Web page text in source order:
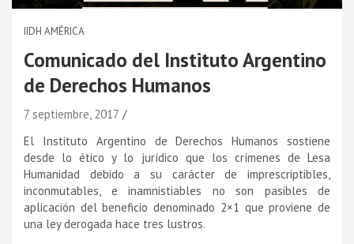
IIDH AMÉRICA
Comunicado del Instituto Argentino
de Derechos Humanos
7 septiembre, 2017
El Instituto Argentino de Derechos Humanos sostiene
desde lo ético y lo jurí­dico que los crí­menes de Lesa
Humanidad debido a su carácter de imprescriptibles,
inconmutables, e inamnistiables no son pasibles de
aplicación del beneficio denominado 2×1 que proviene de
una ley derogada hace tres lustros.